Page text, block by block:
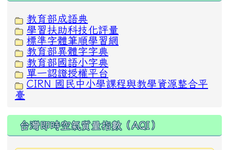
教育部成語典
學習扶助科技化評量
標準字體筆順學習網
教育部異體字字典
教育部國語小字典
單一認證授權平台
CIRN 國民中小學課程與教學資源整合平
臺
台灣即時空氣質量指數（AQI）